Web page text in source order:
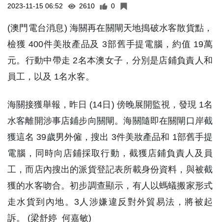
2023-11-15 06:52 2610 0
(澳門電台消息) 海關再在關閘天地搗破水客散貨點，
檢獲 400件美妝產品及 3部舊手提電腦，約值 19萬
元。行動中帶走 2名本澳女子，分別是店鋪負責人和
員工，以及 1名水客。
海關接獲舉報，昨日 (14日) 傍晚展開監視，發現 1名
水客離開涉事店鋪步向關閘。海關隨即在關閘口岸截
獲這名 39歲男外僱，搜出 3件美妝產品和 1部舊手提
電腦，同時向店鋪採取行動，截獲店鋪負責人及員
工，而店內搜出的派貨登記表所載身份資料，與被截
獲的水客吻合。初步調查顯示，有人以螞蟻搬家形式
走水貨到內地。3人涉嫌違反對外貿易法，將被起
訴。 (梁舒婷 何嘉敏)